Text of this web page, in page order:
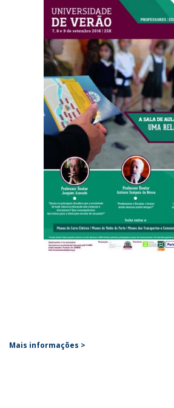
Mais informações >